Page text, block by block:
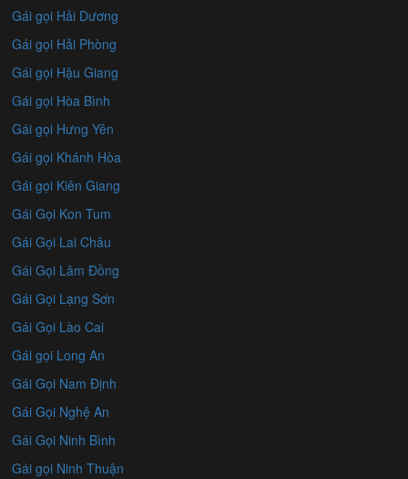
Gái gọi Hải Dương
Gái gọi Hải Phòng
Gái gọi Hậu Giang
Gái gọi Hòa Bình
Gái gọi Hưng Yên
Gái gọi Khánh Hòa
Gái gọi Kiên Giang
Gái Gọi Kon Tum
Gái Gọi Lai Châu
Gái Gọi Lâm Đồng
Gái Gọi Lạng Sơn
Gái Gọi Lào Cai
Gái gọi Long An
Gái Gọi Nam Định
Gái Gọi Nghệ An
Gái Gọi Ninh Bình
Gái gọi Ninh Thuận